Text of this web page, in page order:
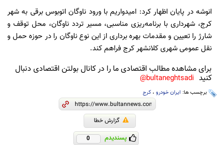
انوشه در پایان اظهار کرد: امیدواریم با ورود ناوگان اتوبوس برقی به شهر
کرج، شهرداری با برنامه‌ریزی مناسبی، مسیر تردد ناوگان، محل توقف و
شارژ را تعیین و مقدمات بهره برداری از این نوع ناوگان را در حوزه حمل و
نقل عمومی شهری کلانشهر کرج فراهم کند.
برای مشاهده مطالب اقتصادی ما را در کانال بولتن اقتصادی دنبال
کنید bultaneghtsadi@
برچسب ها: ایران خودرو ، کرج
گزارش خطا
پسندیدم 0